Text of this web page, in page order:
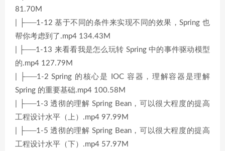
81.70M
| ├──1-12 基于不同的条件来实现不同的效果，Spring 也
帮你考虑到了.mp4 134.43M
| ├──1-13 来看看我是怎么玩转 Spring 中的事件驱动模型
的.mp4 127.79M
| ├──1-2 Spring 的核心是 IOC 容器，理解容器是理解
Spring 的重要基础.mp4 100.58M
| ├──1-3 透彻的理解 Spring Bean，可以很大程度的提高
工程设计水平（上）.mp4 97.99M
| ├──1-5 透彻的理解 Spring Bean，可以很大程度的提高
工程设计水平（下）.mp4 57.97M